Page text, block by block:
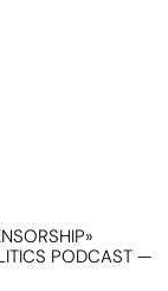
PODCAST —